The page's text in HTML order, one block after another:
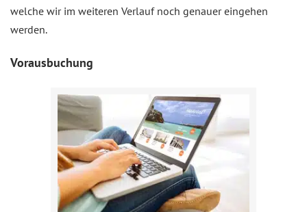
welche wir im weiteren Verlauf noch genauer eingehen
werden.
Vorausbuchung